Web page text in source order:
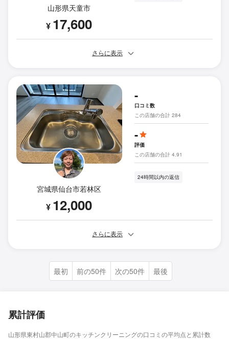
山形県天童市
¥ 17,600
さらに表示
宮城県仙台市若林区
¥ 12,000
-
口コミ数
この店舗の合計 284
-
評価
この店舗の合計 4.91
24時間以内の返信
さらに表示
最初 前の50件 次の50件 最後
累計評価
山形県東村山郡中山町のキッチンクリーニングの口コミの平均点と累計数